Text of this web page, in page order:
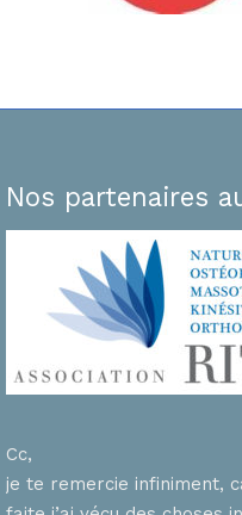
Nos partenaires
Cc,
je te remercie infiniment,